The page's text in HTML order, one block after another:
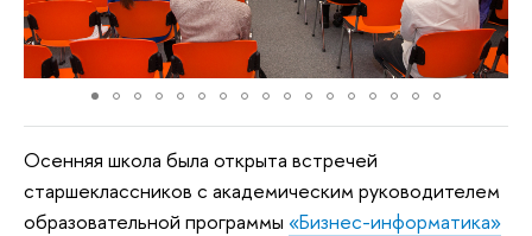
Осенняя школа была открыта встречей
старшеклассников с академическим руководителем
образовательной программы «Бизнес-информатика»